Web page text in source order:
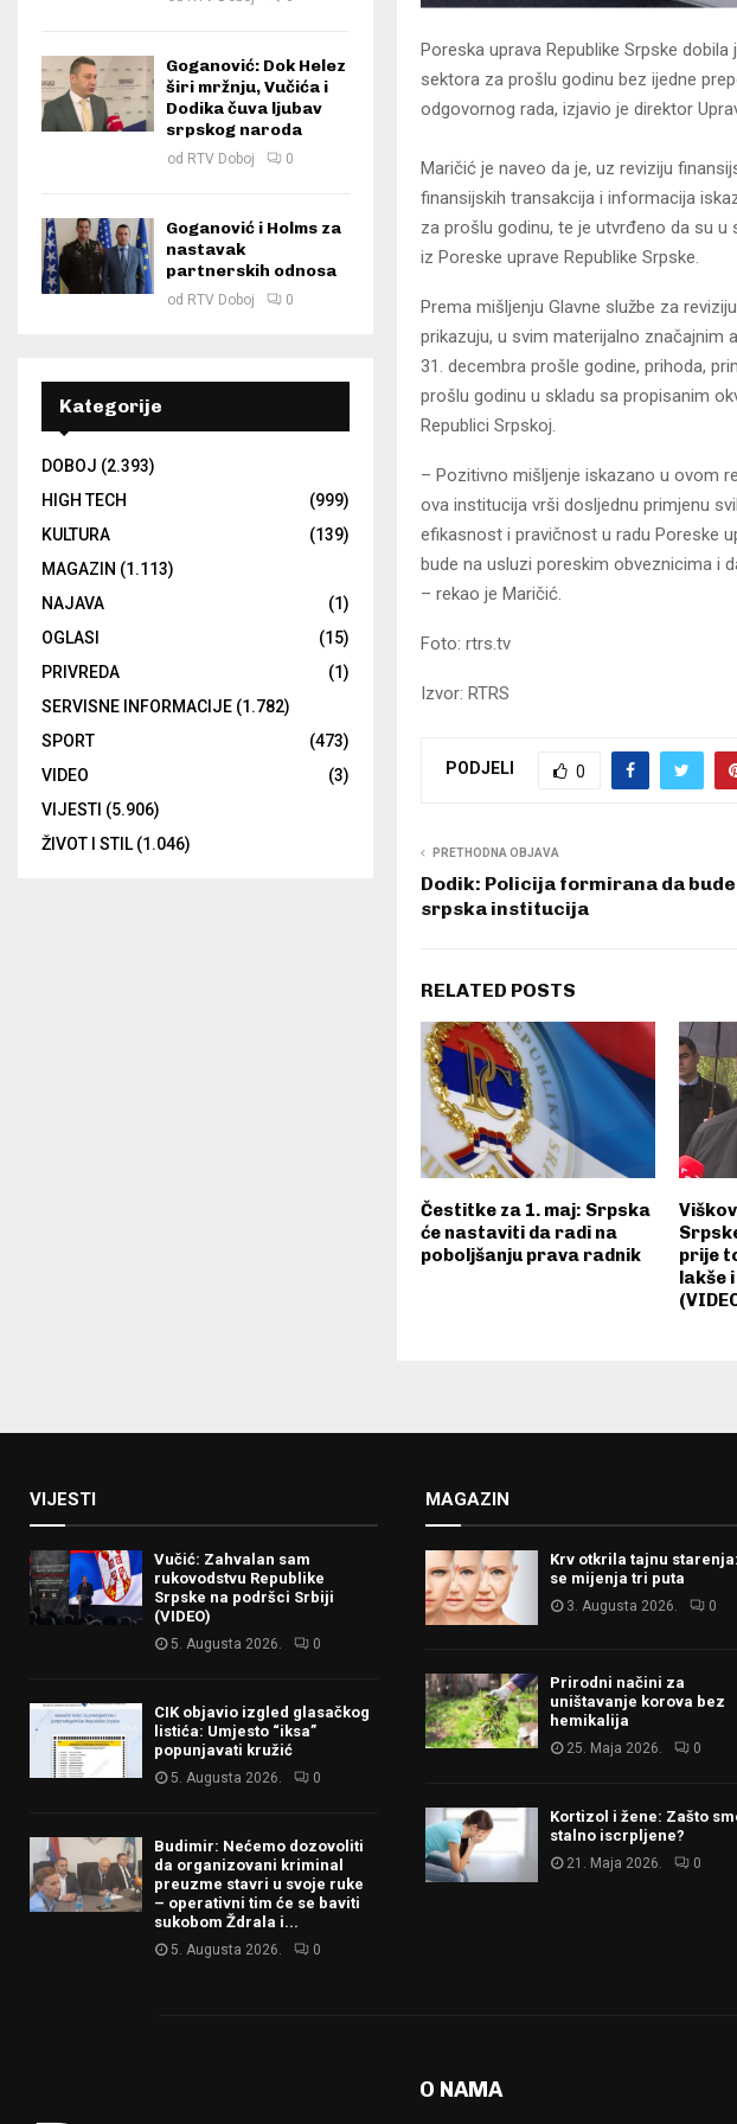
Poreska uprava Republike Srpske
sektora za prošlu godinu bez ijedne
odgovornog rada, izjavio je direktor
Maričić je naveo da je, uz reviziju
finansijskih transakcija i informacija
za prošlu godinu, te je utvrđeno da su
iz Poreske uprave Republike Srpske.
Prema mišljenju Glavne službe za
prikazuju, u svim materijalno značajnim
31. decembra prošle godine, prihoda,
prošlu godinu u skladu sa propisanim
Republici Srpskoj.
– Pozitivno mišljenje iskazano u ovom
ova institucija vrši dosljednu primjenu
efikasnost i pravičnost u radu Poreske
bude na usluzi poreskim obveznicima i
– rekao je Maričić.
Foto: rtrs.tv
Izvor: RTRS
PODJELI 0
PRETHODNA OBJAVA
Dodik: Policija formirana da bude
srpska institucija
RELATED POSTS
Čestitke za 1. maj: Srpska
će nastaviti da radi na
poboljšanju prava radnik
prije
lakše
Goganović: Dok Helez
širi mržnju, Vučića i
Dodika čuva ljubav
srpskog naroda
od RTV Doboj 0
Goganović i Holms za
nastavak
partnerskih odnosa
od RTV Doboj 0
Kategorije
DOBOJ (2.393)
HIGH TECH
(999)
KULTURA
(139)
MAGAZIN (1.113)
NAJAVA
(1)
OGLASI
(15)
PRIVREDA
(1)
SERVISNE INFORMACIJE (1.782)
SPORT
(473)
VIDEO
(3)
VIJESTI (5.906)
ŽIVOT I STIL(1.046)
VIJESTI
Vučić: Zahvalan sam
rukovodstvu Republike
Srpske na podršci Srbiji
(VIDEO)
5. Augusta 2026. 0
CIK objavio izgled glasačkog
listića: Umjesto “iksa”
popunjavati kružić
5. Augusta 2026. 0
Budimir: Nećemo dozovoliti
da organizovani kriminal
preuzme stavri u svoje ruke
– operativni tim će se baviti
sukobom Ždrala i...
5. Augusta 2026. 0
MAGAZIN
Krv otkrila tajnu
se mijenja tri puta
3. Augusta 2026. 0
Prirodni načini za
uništavanje korova bez
hemikalija
25. Maja 2026. 0
Kortizol i žene: Zašto
stalno iscrpljene?
21. Maja 2026. 0
O NAMA